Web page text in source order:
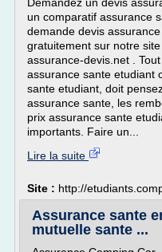
un comparatif assurance
demande devis
gratuitement sur notre
assurance-devis.net .
assurance sante etudiant
sante etudiant, doit
assurance sante, les
prix assurance sante
importants. Faire un...
Lire la suite
Site : http://
Assurance sante
mutuelle sante ...